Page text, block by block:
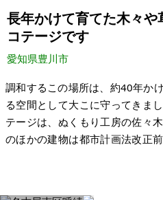
名音羽蒲郡IC、国道1号）や蒲郡
クセスが良好です
長年かけて育てた木々
コテージです
愛知県豊川市
調和するこの場所は、約40年か
る空間として大こに守ってきま
テージは、ぬくもり工房の佐々
のほかの建物は都市計画法改正
土地の歴史とともに今日まで受け継